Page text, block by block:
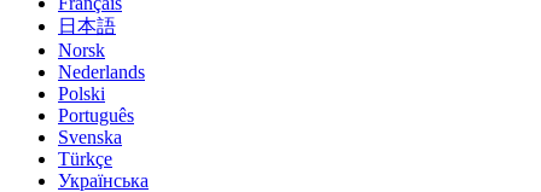
日本語
Norsk
Nederlands
Polski
Português
Svenska
Türkçe
Українська